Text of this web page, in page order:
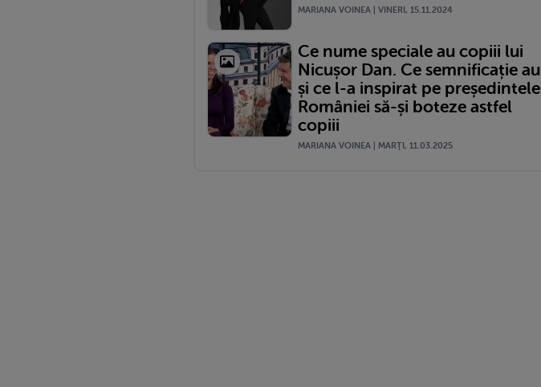
MARIANA VOINEA | VINERI, 15.11.2024
Ce nume speciale au copiii lui
Nicușor Dan. Ce semnificație au
și ce l-a inspirat pe președintele
României să-și boteze astfel
copiii
MARIANA VOINEA | MARŢI, 11.03.2025